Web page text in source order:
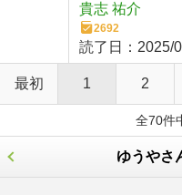
貴志 祐介
2692
読了日： 2025/
最初 1 2
全70件
ゆうやさ